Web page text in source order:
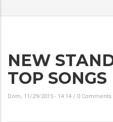
NEW
TOP SONGS
Dom, 11/29/2015 - 14:14 / 0 Comments